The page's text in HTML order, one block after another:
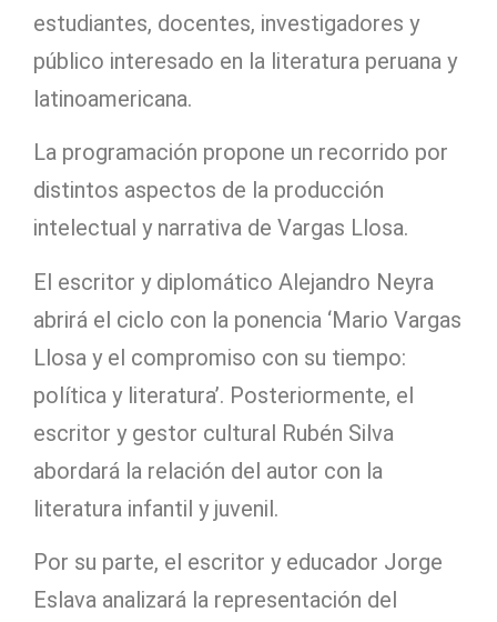
estudiantes, docentes, investigadores y
público interesado en la literatura peruana y
latinoamericana.
La programación propone un recorrido por
distintos aspectos de la producción
intelectual y narrativa de Vargas Llosa.
El escritor y diplomático Alejandro Neyra
abrirá el ciclo con la ponencia ‘Mario Vargas
Llosa y el compromiso con su tiempo:
política y literatura’. Posteriormente, el
escritor y gestor cultural Rubén Silva
abordará la relación del autor con la
literatura infantil y juvenil.
Por su parte, el escritor y educador Jorge
Eslava analizará la representación del